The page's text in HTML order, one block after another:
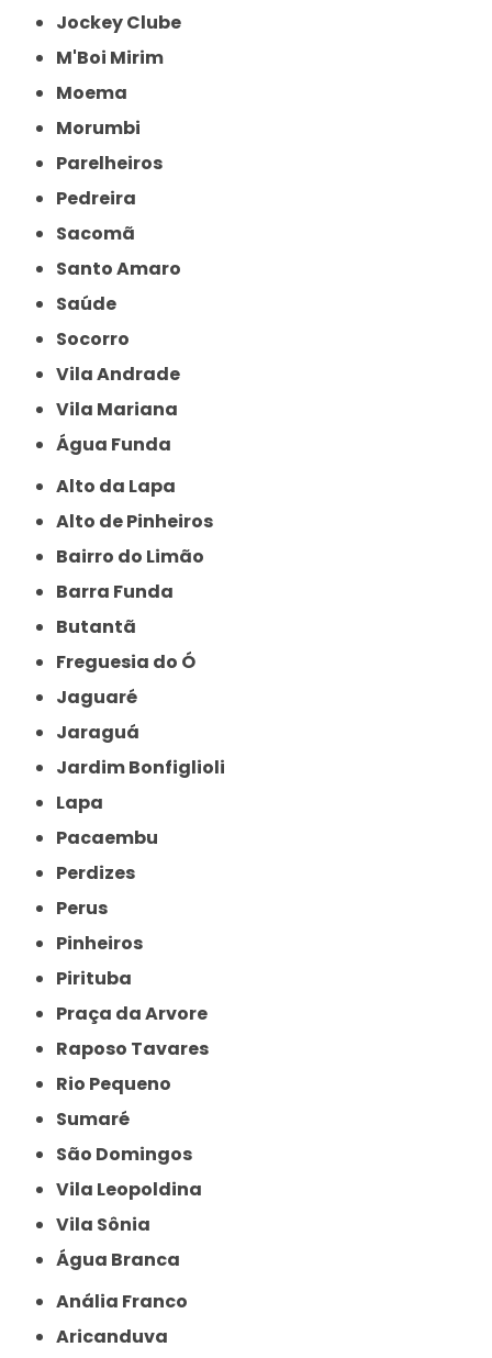
Jockey Clube
M'Boi Mirim
Moema
Morumbi
Parelheiros
Pedreira
Sacomã
Santo Amaro
Saúde
Socorro
Vila Andrade
Vila Mariana
Água Funda
Alto da Lapa
Alto de Pinheiros
Bairro do Limão
Barra Funda
Butantã
Freguesia do Ó
Jaguaré
Jaraguá
Jardim Bonfiglioli
Lapa
Pacaembu
Perdizes
Perus
Pinheiros
Pirituba
Praça da Arvore
Raposo Tavares
Rio Pequeno
Sumaré
São Domingos
Vila Leopoldina
Vila Sônia
Água Branca
Anália Franco
Aricanduva